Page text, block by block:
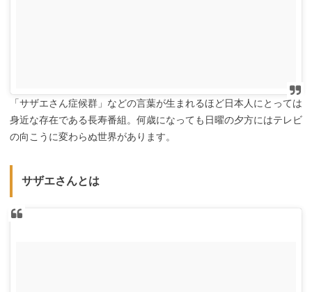
「サザエさん症候群」などの言葉が生まれるほど日本人にとっては
身近な存在である長寿番組。何歳になっても日曜の夕方にはテレビ
の向こうに変わらぬ世界があります。
サザエさんとは